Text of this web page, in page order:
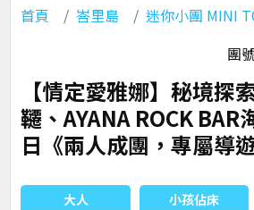
首頁 峇里島
迷你小團 MINI
團
【情定愛雅娜】秘境探
韆、AYANA ROCK BAR
日《兩人成團，專屬導
大人 小孩佔床